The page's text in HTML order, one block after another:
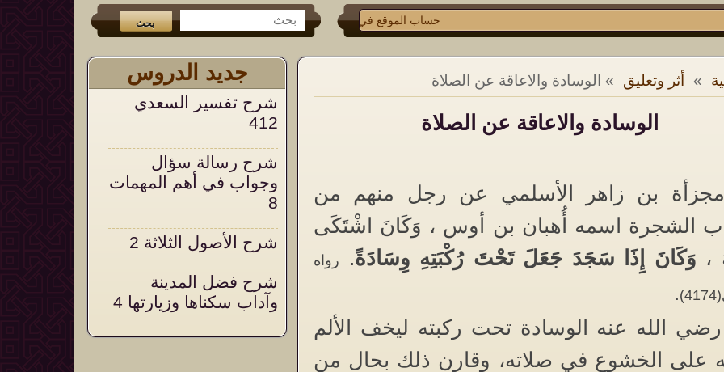
من جديد الكتب (عشر وصايا وتوجيهات في الشدائد حساب الموقع فيتويتروالفيس بوك
جديد الدروس
شرح تفسير السعدي
412
شرح رسالة سؤال
وجواب في أهم المهمات
8
شرح الأصول الثلاثة 2
شرح فضل المدينة
وآداب سكناها وزيارتها 4
شرح التحقيق والإيضاح
» أثر وتعليق » الوسادة والاعاقة عن الصلاة
الوسادة والاعاقة عن الصلاة
بن زاهر الأسلمي عن رجل منهم من
الشجرة اسمه أُهبان بن أوس ، وَكَانَ اشْتَكَى
، وَكَانَ إِذَا سَجَدَ جَعَلَ تَحْتَ رُكْبَتِهِ وِسَادَةً. رواه
.
الله عنه الوسادة تحت ركبته ليخف الألم
على الخشوع في صلاته، وقارن ذلك بحال من